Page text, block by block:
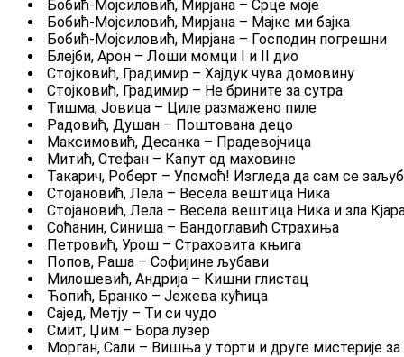
Бобић-Мојсиловић, Мирјана – Срце моје
Бобић-Мојсиловић, Мирјана – Мајке ми бајка
Бобић-Мојсиловић, Мирјана – Господин погрешни
Блејби, Арон – Лоши момци I и II дио
Стојковић, Градимир – Хајдук чува домовину
Стојковић, Градимир – Не брините за сутра
Тишма, Јовица – Циле размажено пиле
Радовић, Душан – Поштована децо
Максимовић, Десанка – Прадевојчица
Митић, Стефан – Капут од маховине
Такарич, Роберт – Упомоћ! Изгледа да сам се
Стојановић, Лела – Весела вештица Ника
Стојановић, Лела – Весела вештица Ника и зла
Соћанин, Синиша – Бандоглавић Страхиња
Петровић, Урош – Страховита књига
Попов, Раша – Софијине љубави
Милошевић, Андрија – Кишни глистац
Ћопић, Бранко – Јежева кућица
Сајед, Метју – Ти си чудо
Смит, Џим – Бора лузер
Морган, Сали – Вишња у торти и друге мистерије